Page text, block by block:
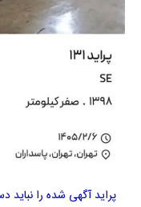
پراید آگهی شده را